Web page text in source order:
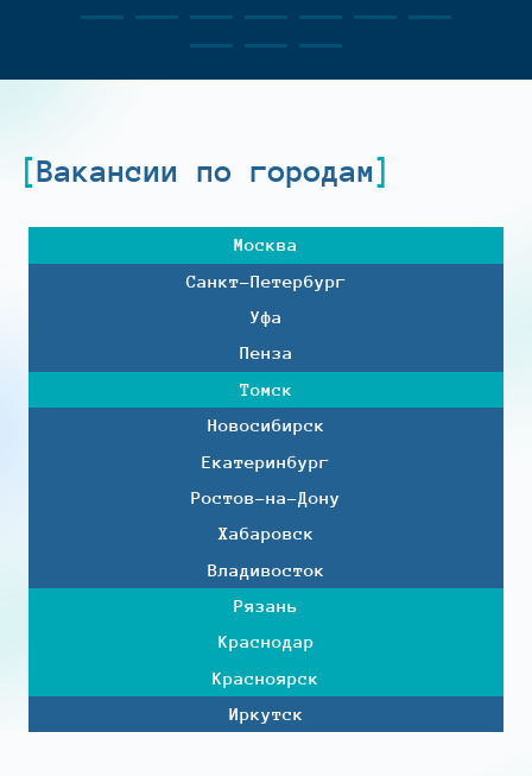
Вакансии по городам
Москва
Санкт-Петербург
Уфа
Пенза
Томск
Новосибирск
Екатеринбург
Ростов-на-Дону
Хабаровск
Владивосток
Рязань
Краснодар
Красноярск
Иркутск